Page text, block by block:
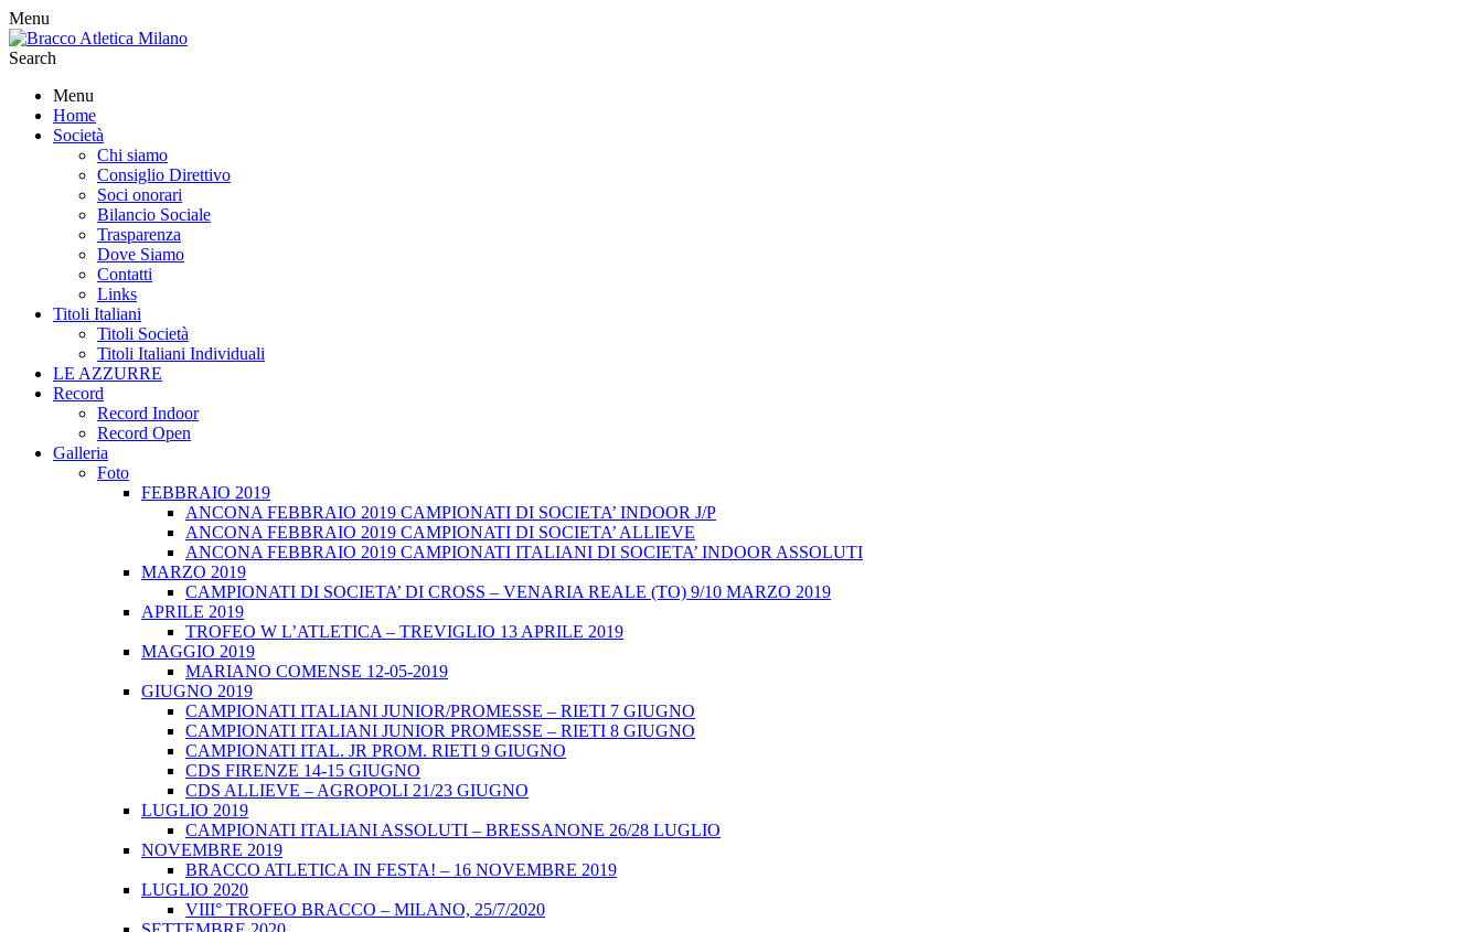
Menu
Search
Menu
Home
Società
Chi siamo
Consiglio Direttivo
Soci onorari
Bilancio Sociale
Trasparenza
Dove Siamo
Contatti
Links
Titoli Italiani
Titoli Società
Titoli Italiani Individuali
LE AZZURRE
Record
Record Indoor
Record Open
Galleria
Foto
FEBBRAIO 2019
ANCONA FEBBRAIO 2019 CAMPIONATI DI SOCIETA’ INDOOR J/P
ANCONA FEBBRAIO 2019 CAMPIONATI DI SOCIETA’ ALLIEVE
ANCONA FEBBRAIO 2019 CAMPIONATI ITALIANI DI SOCIETA’ INDOOR ASSOLUTI
MARZO 2019
CAMPIONATI DI SOCIETA’ DI CROSS – VENARIA REALE (TO) 9/10 MARZO 2019
APRILE 2019
TROFEO W L’ATLETICA – TREVIGLIO 13 APRILE 2019
MAGGIO 2019
MARIANO COMENSE 12-05-2019
GIUGNO 2019
CAMPIONATI ITALIANI JUNIOR/PROMESSE – RIETI 7 GIUGNO
CAMPIONATI ITALIANI JUNIOR PROMESSE – RIETI 8 GIUGNO
CAMPIONATI ITAL. JR PROM. RIETI 9 GIUGNO
CDS FIRENZE 14-15 GIUGNO
CDS ALLIEVE – AGROPOLI 21/23 GIUGNO
LUGLIO 2019
CAMPIONATI ITALIANI ASSOLUTI – BRESSANONE 26/28 LUGLIO
NOVEMBRE 2019
BRACCO ATLETICA IN FESTA! – 16 NOVEMBRE 2019
LUGLIO 2020
VIII° TROFEO BRACCO – MILANO, 25/7/2020